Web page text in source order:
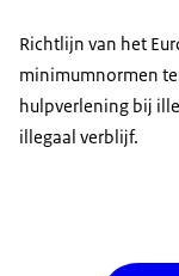
Richtlijn van het
minimumnormen
hulpverlening bĳ
illegaal verblĳf.